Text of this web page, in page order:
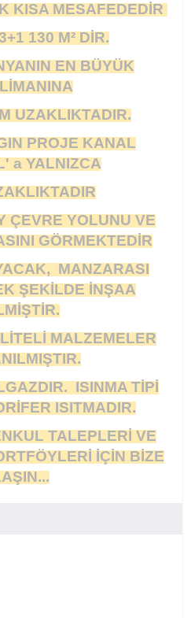
KISA MESAFEDEDİR
130 M² DİR.
EN BÜYÜK
UZAKLIKTADIR.
PROJE KANAL
a YALNIZCA
ÇEVRE YOLUNU VE
GÖRMEKTEDİR
MANZARASI
ŞEKİLDE İNŞAA
MALZEMELER
ISINMA TİPİ
ISITMADIR.
TALEPLERİ VE
İÇİN BİZE